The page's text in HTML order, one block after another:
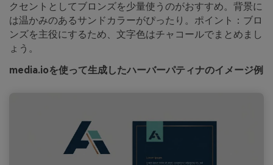
クセントとしてブロンズを少量使うのがおすすめ。背景に
は温かみのあるサンドカラーがぴったり。ポイント：ブロ
ンズを主役にするため、文字色はチャコールでまとめまし
ょう。
media.ioを使って生成したハーバーパティナのイメージ例